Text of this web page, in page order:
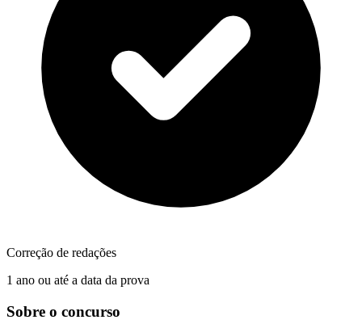
Correção de redações
1 ano ou até a data da prova
Sobre o concurso